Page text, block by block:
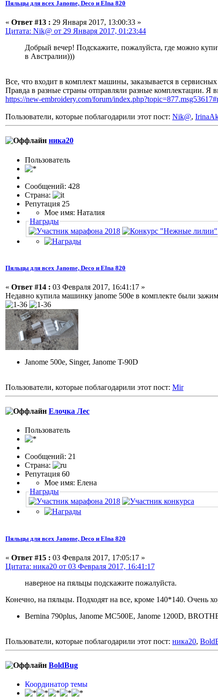
Пяльцы для всех Janome, Deco и Elna 820
« Ответ #13 : 29 Января 2017, 13:00:33 »
Цитата: Nik@ от 29 Января 2017, 01:23:44
Добрый вечер! Подскажите, пожалуйста, где можно
в Австралии)))
Все, что входит в комплект машины, заказывается в
Правда в разные страны отправляли разные комплектации. Я
https://new-embroidery.com/forum/
Пользователи, которые поблагодарили этот пост: Nik@,
ника20
Пользовaтeль
Сообщений: 428
Страна:
Репутация 25
Мое имя: Наталия
Награды
Пяльцы для всех Janome, Deco и Elna 820
« Ответ #14 : 03 Февраля 2017, 16:41:17 »
Недавно купила машинку janome 500e в комплекте были
Janome 500e, Singer, Janome T-90D
Пользователи, которые поблагодарили этот пост: Mir
Елочка Лес
Пользоватeль
Сообщений: 21
Страна:
Репутация 60
Мое имя: Елена
Награды
Пяльцы для всех Janome, Deco и Elna 820
« Ответ #15 : 03 Февраля 2017, 17:05:17 »
Цитата: ника20 от 03 Февраля 2017, 16:41:17
наверное на пяльцы подскажите пожалуйста.
Конечно, на пяльцы. Подходят на все, кроме 140*140. Очень
Bernina 790plus, Janome MC500E, Janome 1200D,
Пользователи, которые поблагодарили этот пост: ника20,
BoldBug
Координатор темы